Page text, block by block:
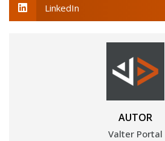
LinkedIn
AUTOR
Valter Portal